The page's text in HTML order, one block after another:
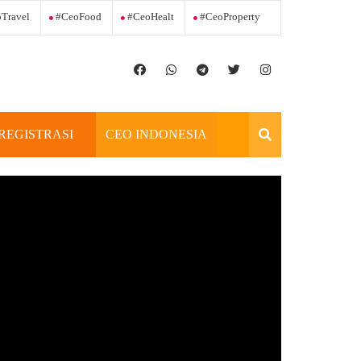
#ceoFood #ceoHealt #ceoProperty
CEO INDONESIA
OFFICIAL